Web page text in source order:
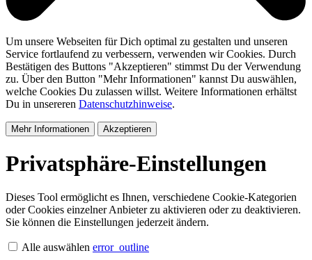
Um unsere Webseiten für Dich optimal zu gestalten und unseren
Service fortlaufend zu verbessern, verwenden wir Cookies. Durch
Bestätigen des Buttons "Akzeptieren" stimmst Du der Verwendung
zu. Über den Button "Mehr Informationen" kannst Du auswählen,
welche Cookies Du zulassen willst. Weitere Informationen erhältst
Du in unsereren Datenschutzhinweise.
Mehr Informationen Akzeptieren
Privatsphäre-Einstellungen
Dieses Tool ermöglicht es Ihnen, verschiedene Cookie-Kategorien
oder Cookies einzelner Anbieter zu aktivieren oder zu deaktivieren.
Sie können die Einstellungen jederzeit ändern.
Alle auswählen error_outline